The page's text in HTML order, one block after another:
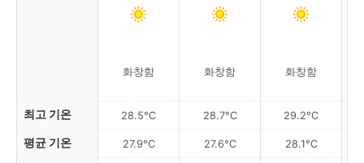
최고 기온
평균 기온
화창함
28.5°C
27.9°C
화창함
28.7°C
27.6°C
화창함
29.2°C
28.1°C